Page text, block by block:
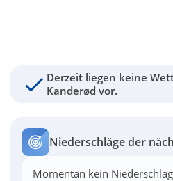
Derzeit liegen keine
Kanderød vor.
Niederschläge der
Momentan kein